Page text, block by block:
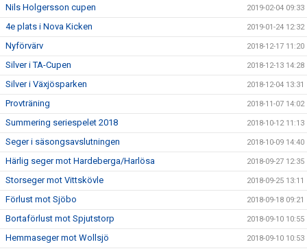
Nils Holgersson cupen 2019-02-04 09:33
4e plats i Nova Kicken 2019-01-24 12:32
Nyförvärv 2018-12-17 11:20
Silver i TA-Cupen 2018-12-13 14:28
Silver i Växjösparken 2018-12-04 13:31
Provträning 2018-11-07 14:02
Summering seriespelet 2018 2018-10-12 11:13
Seger i säsongsavslutningen 2018-10-09 14:40
Härlig seger mot Hardeberga/Harlösa 2018-09-27 12:35
Storseger mot Vittskövle 2018-09-25 13:11
Förlust mot Sjöbo 2018-09-18 09:21
Bortaförlust mot Spjutstorp 2018-09-10 10:55
Hemmaseger mot Wollsjö 2018-09-10 10:53